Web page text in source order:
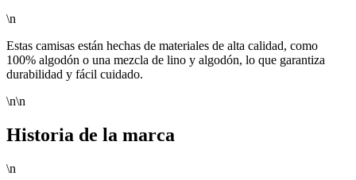
\n
Estas camisas están hechas de materiales de alta calidad, como
100% algodón o una mezcla de lino y algodón, lo que garantiza
durabilidad y fácil cuidado.
\n\n
Historia de la marca
\n